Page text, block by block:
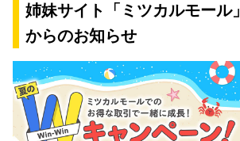
姉妹サイト「ミツカルモール」
からのお知らせ